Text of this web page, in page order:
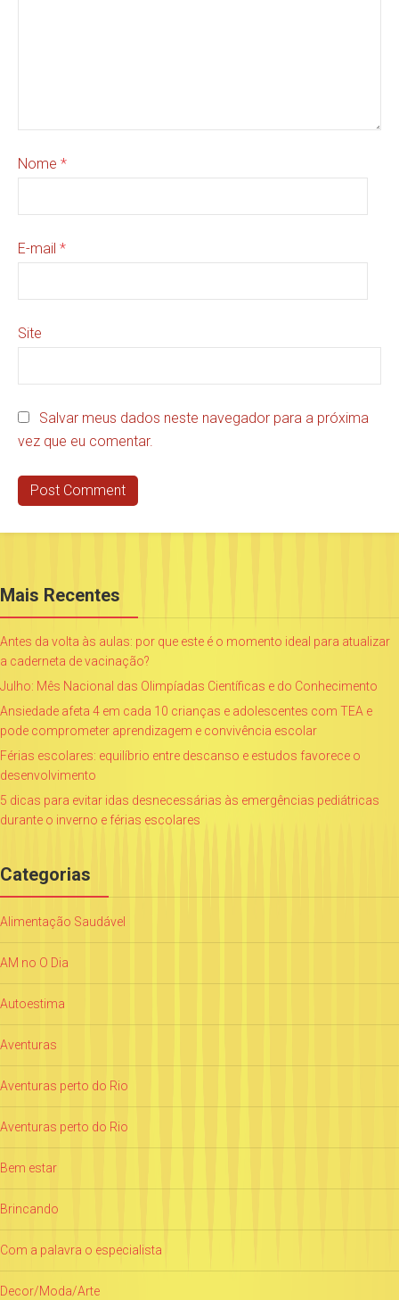
Nome *
E-mail *
Site
Salvar meus dados neste navegador para a próxima
vez que eu comentar.
Mais Recentes
Antes da volta às aulas: por que este é o momento ideal para atualizar
a caderneta de vacinação?
Julho: Mês Nacional das Olimpíadas Científicas e do Conhecimento
Ansiedade afeta 4 em cada 10 crianças e adolescentes com TEA e
pode comprometer aprendizagem e convivência escolar
Férias escolares: equilíbrio entre descanso e estudos favorece o
desenvolvimento
5 dicas para evitar idas desnecessárias às emergências pediátricas
durante o inverno e férias escolares
Categorias
Alimentação Saudável
AM no O Dia
Autoestima
Aventuras
Aventuras perto do Rio
Aventuras perto do Rio
Bem estar
Brincando
Com a palavra o especialista
Decor/Moda/Arte